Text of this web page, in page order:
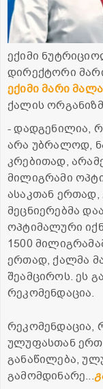
ექიმი
დირექტორი
ექიმი მარი
ქალის
- დადგენილია,
არა უბრალოდ,
კრებითად,
მილიგრამი
ასაკთან
მეცნიერებმა
ოპტიმალური
1500
ერთად, ქალმა
შეამციროს. ეს
რეკომენდაცია.
რეკომენდაცია,
ულუფასთან
განაწილება,
გამომდინარე...